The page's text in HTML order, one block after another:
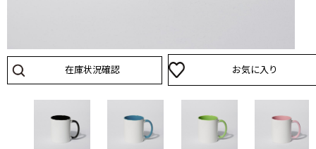
在庫状況確認 お気に入り